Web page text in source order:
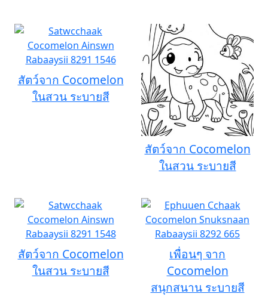
สัตว์จาก Cocomelon
ในสวน ระบายสี
สัตว์จาก Cocomelon
ในสวน ระบายสี
สัตว์จาก Cocomelon
ในสวน ระบายสี
เพื่อนๆ จาก
Cocomelon
สนุกสนาน ระบายสี